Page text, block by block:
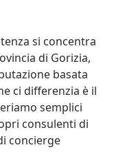
si concentra
di Gorizia,
basata
ci differenzia è il
semplici
consulenti di
concierge